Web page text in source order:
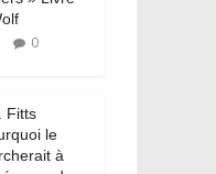
0
Fitts
le
à